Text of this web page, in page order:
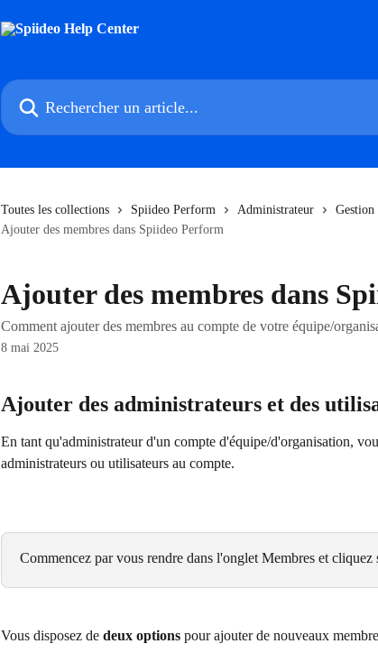
Rechercher un article...
Toutes les collections Spiideo Perform Administrateur
Gestion
Ajouter des membres dans Spiideo Perform
Ajouter des membres dans
Comment ajouter des membres au compte de votre équipe/
8 mai 2025
Ajouter des administrateurs et des
En tant qu'administrateur d'un compte d'équipe/d'organisation,
administrateurs ou utilisateurs au compte.
Commencez par vous rendre dans l'onglet Membres et
Vous disposez de deux options pour ajouter de nouveaux